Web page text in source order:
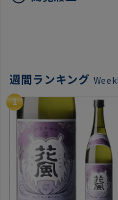
週間ランキング